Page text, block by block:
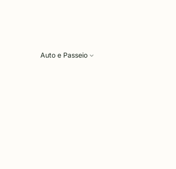
Auto e Passeio